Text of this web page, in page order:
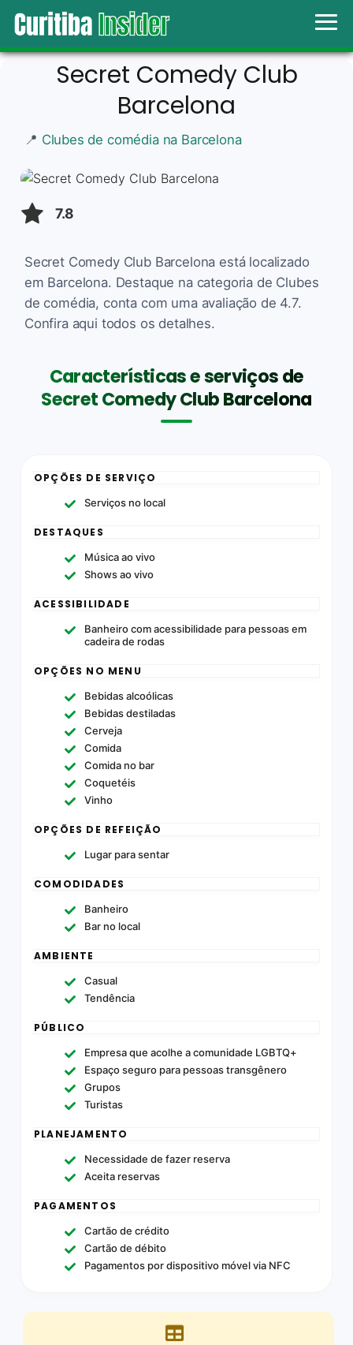
Secret Comedy Club
Barcelona
📍 Clubes de comédia na Barcelona
7.8
Secret Comedy Club Barcelona está localizado
em Barcelona. Destaque na categoria de Clubes
de comédia, conta com uma avaliação de 4.7.
Confira aqui todos os detalhes.
Características e serviços de
Secret Comedy Club Barcelona
OPÇÕES DE SERVIÇO
Serviços no local
DESTAQUES
Música ao vivo
Shows ao vivo
ACESSIBILIDADE
Banheiro com acessibilidade para pessoas em
cadeira de rodas
OPÇÕES NO MENU
Bebidas alcoólicas
Bebidas destiladas
Cerveja
Comida
Comida no bar
Coquetéis
Vinho
OPÇÕES DE REFEIÇÃO
Lugar para sentar
COMODIDADES
Banheiro
Bar no local
AMBIENTE
Casual
Tendência
PÚBLICO
Empresa que acolhe a comunidade LGBTQ+
Espaço seguro para pessoas transgênero
Grupos
Turistas
PLANEJAMENTO
Necessidade de fazer reserva
Aceita reservas
PAGAMENTOS
Cartão de crédito
Cartão de débito
Pagamentos por dispositivo móvel via NFC